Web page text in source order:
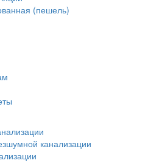
(пешель)
канализации